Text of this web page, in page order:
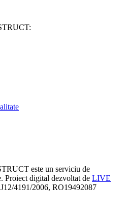
este un serviciu de
Proiect digital dezvoltat de LIVE
4191/2006, RO19492087